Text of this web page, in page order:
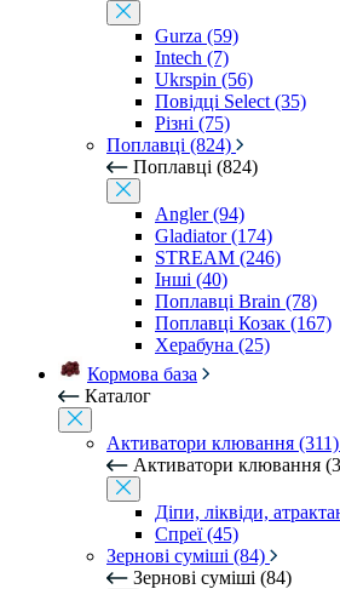
Gurza (59)
Intech (7)
Ukrspin (56)
Повідці Select (35)
Різні (75)
Поплавці (824)
Поплавці (824)
Angler (94)
Gladiator (174)
STREAM (246)
Інші (40)
Поплавці Brain (78)
Поплавці Козак (167)
Херабуна (25)
Кормова база
Каталог
Активатори клювання (311)
Активатори клювання
Діпи, ліквіди,
Спреї (45)
Зернові суміші (84)
Зернові суміші (84)